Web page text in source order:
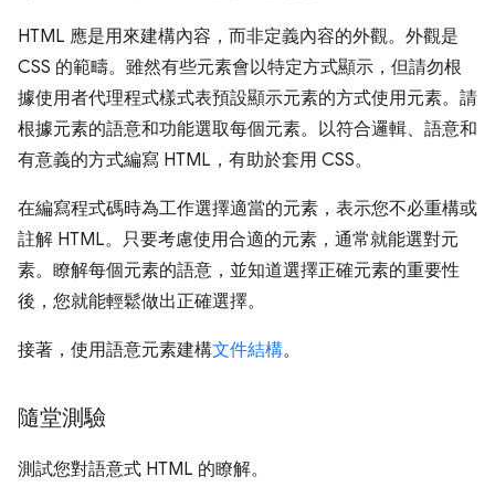
HTML 應是用來建構內容，而非定義內容的外觀。外觀是
CSS 的範疇。雖然有些元素會以特定方式顯示，但請勿根
據使用者代理程式樣式表預設顯示元素的方式使用元素。請
根據元素的語意和功能選取每個元素。以符合邏輯、語意和
有意義的方式編寫 HTML，有助於套用 CSS。
在編寫程式碼時為工作選擇適當的元素，表示您不必重構或
註解 HTML。只要考慮使用合適的元素，通常就能選對元
素。瞭解每個元素的語意，並知道選擇正確元素的重要性
後，您就能輕鬆做出正確選擇。
接著，使用語意元素建構文件結構。
隨堂測驗
測試您對語意式 HTML 的瞭解。